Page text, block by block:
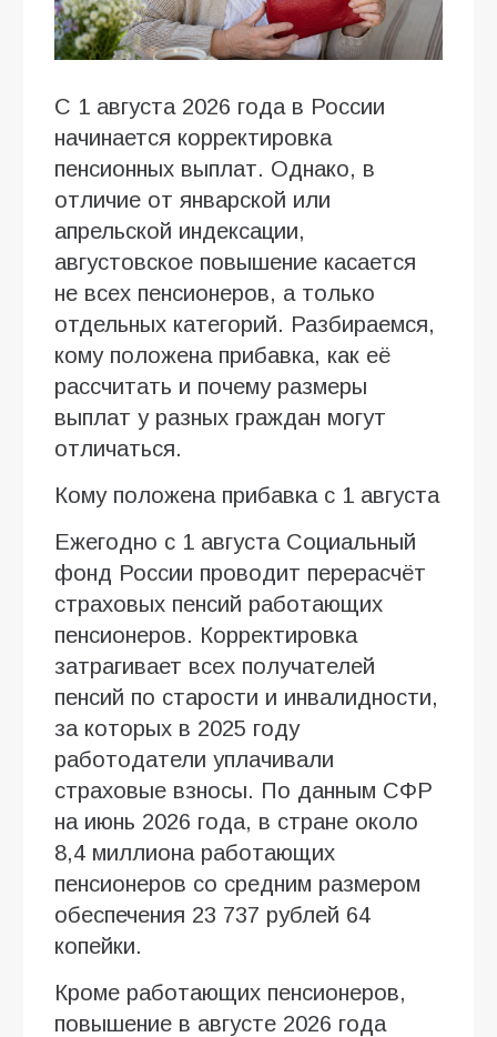
С 1 августа 2026 года в России
начинается корректировка
пенсионных выплат. Однако, в
отличие от январской или
апрельской индексации,
августовское повышение касается
не всех пенсионеров, а только
отдельных категорий. Разбираемся,
кому положена прибавка, как её
рассчитать и почему размеры
выплат у разных граждан могут
отличаться.
Кому положена прибавка с 1 августа
Ежегодно с 1 августа Социальный
фонд России проводит перерасчёт
страховых пенсий работающих
пенсионеров. Корректировка
затрагивает всех получателей
пенсий по старости и инвалидности,
за которых в 2025 году
работодатели уплачивали
страховые взносы. По данным СФР
на июнь 2026 года, в стране около
8,4 миллиона работающих
пенсионеров со средним размером
обеспечения 23 737 рублей 64
копейки.
Кроме работающих пенсионеров,
повышение в августе 2026 года